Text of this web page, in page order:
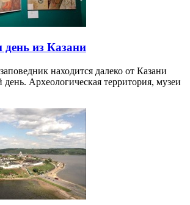
день из Казани
находится далеко от Казани
Археологическая территория, музеи